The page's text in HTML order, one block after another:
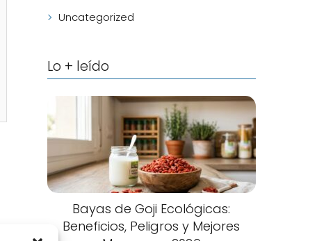
Uncategorized
Lo + leído
Bayas de Goji Ecológicas:
Beneficios, Peligros y Mejores